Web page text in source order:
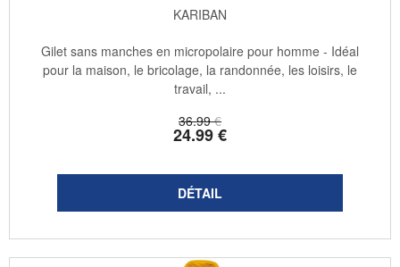
KARIBAN
36.99 €
24.99€
Gilet sans manches en micropolaire pour homme - Idéal
pour la maison, le bricolage, la randonnée, les loisirs, le
travail, ...